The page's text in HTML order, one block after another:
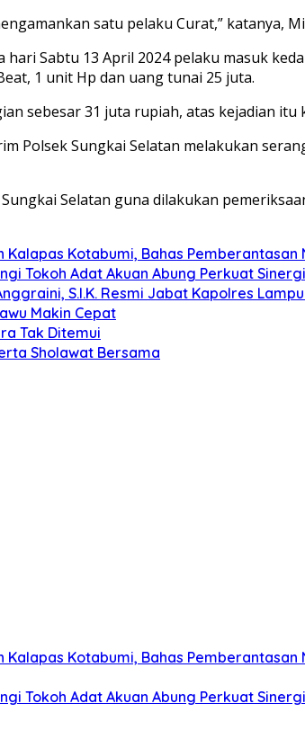
satu pelaku Curat,” katanya,
hari Sabtu 13 April 2024 pelaku masuk
1 unit Hp dan uang tunai 25 juta.
sebesar 31 juta rupiah, atas kejadian
Polsek Sungkai Selatan melakukan
Selatan guna dilakukan
Kotabumi, Bahas Pemberantasan
Tokoh Adat Akuan Abung Perkuat
S.I.K. Resmi Jabat Kapolres
Makin Cepat
Tak Ditemui
Sholawat Bersama
Kotabumi, Bahas Pemberantasan
Tokoh Adat Akuan Abung Perkuat